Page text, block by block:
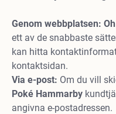
Genom webbplatsen:
ett av de snabbaste
kan hitta
kontaktsidan.
Via e-post: Om du vill
Poké Hammarby
angivna e-postadressen.